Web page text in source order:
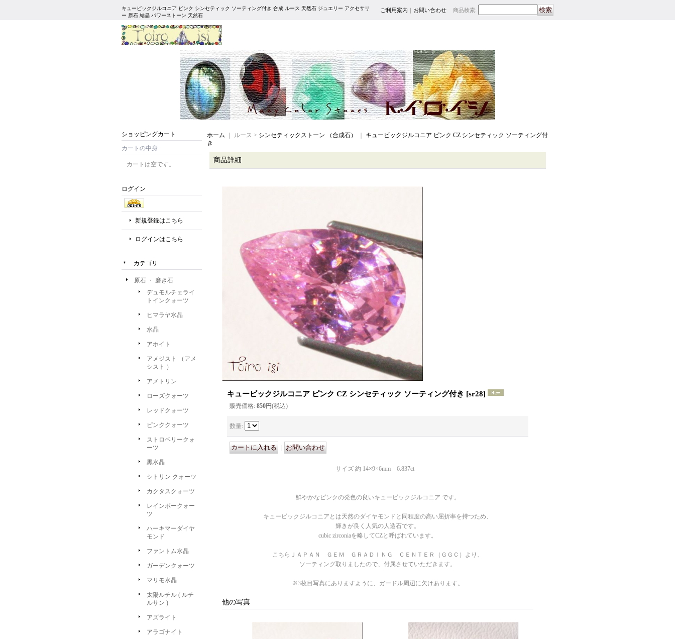
キュービックジルコニア ピンク シンセティック ソーティング付き 合成 ルース 天然石 ジュエリー アクセサリ
ー 原石 結晶 パワーストーン 天然石
ご利用案内 ｜ お問い合わせ 商品検索:
ショッピングカート
カートの中身
カートは空です。
ログイン
新規登録はこちら
ログインはこちら
＊ カテゴリ
原石 ・ 磨き石
デュモルチェライ
トインクォーツ
ヒマラヤ水晶
水晶
アホイト
アメジスト （アメ
シスト ）
アメトリン
ローズクォーツ
レッドクォーツ
ピンククォーツ
ストロベリークォ
ーツ
黒水晶
シトリン クォーツ
カクタスクォーツ
レインボークォー
ツ
ハーキマーダイヤ
モンド
ファントム水晶
ガーデンクォーツ
マリモ水晶
太陽ルチル ( ルチ
ルサン )
アズライト
アラゴナイト
ホーム ｜ ルース > シンセティックストーン （合成石）
キュービックジルコニア ピンク CZ シンセティック ソーティング付
き
商品詳細
キュービックジルコニア ピンク CZ シンセティック ソーティング付き [sr28]
販売価格: 850円(税込)
数量:
サイズ 約 14×9×6mm 6.837ct
鮮やかなピンクの発色の良いキュービックジルコニア です。
キュービックジルコニアとは天然のダイヤモンドと同程度の高い屈折率を持つため、
輝きが良く人気の人造石です。
cubic zirconiaを略してCZと呼ばれています。
こちらＪＡＰＡＮ ＧＥＭ ＧＲＡＤＩＮＧ ＣＥＮＴＥＲ（ＧＧＣ）より、
ソーティング取りましたので、付属させていただきます。
※3枚目写真にありますように、ガードル周辺に欠けあります。
他の写真